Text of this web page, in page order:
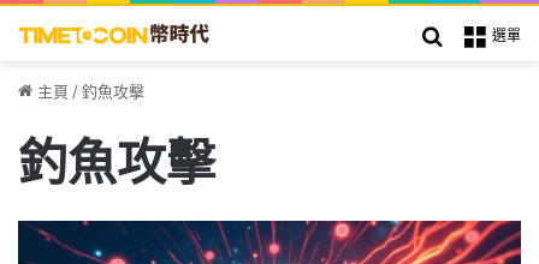
選單
搜索
主頁 /釣魚攻擊
釣魚攻擊